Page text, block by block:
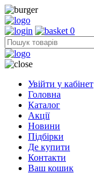
0
Увійти у кабінет
Головна
Каталог
Акції
Новини
Підбірки
Де купити
Контакти
Ваш кошик